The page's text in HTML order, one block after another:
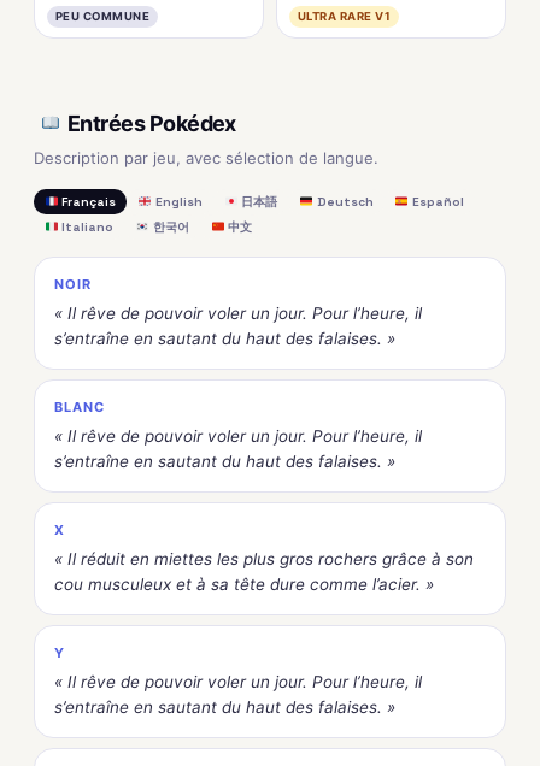
PEU COMMUNE ULTRA RARE V1
Entrées Pokédex
Description par jeu, avec sélection de langue.
Français English 日本語 Deutsch
Español
Italiano
한국어 中文
NOIR
« Il rêve de pouvoir voler un jour. Pour l’heure, il
s’entraîne en sautant du haut des falaises. »
BLANC
« Il rêve de pouvoir voler un jour. Pour l’heure, il
s’entraîne en sautant du haut des falaises. »
X
« Il réduit en miettes les plus gros rochers grâce à son
cou musculeux et à sa tête dure comme l’acier. »
Y
« Il rêve de pouvoir voler un jour. Pour l’heure, il
s’entraîne en sautant du haut des falaises. »